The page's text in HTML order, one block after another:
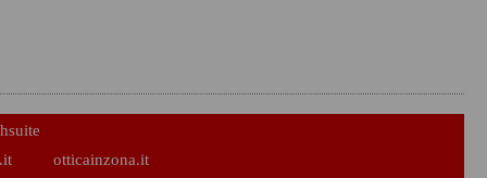
otticainzona.it